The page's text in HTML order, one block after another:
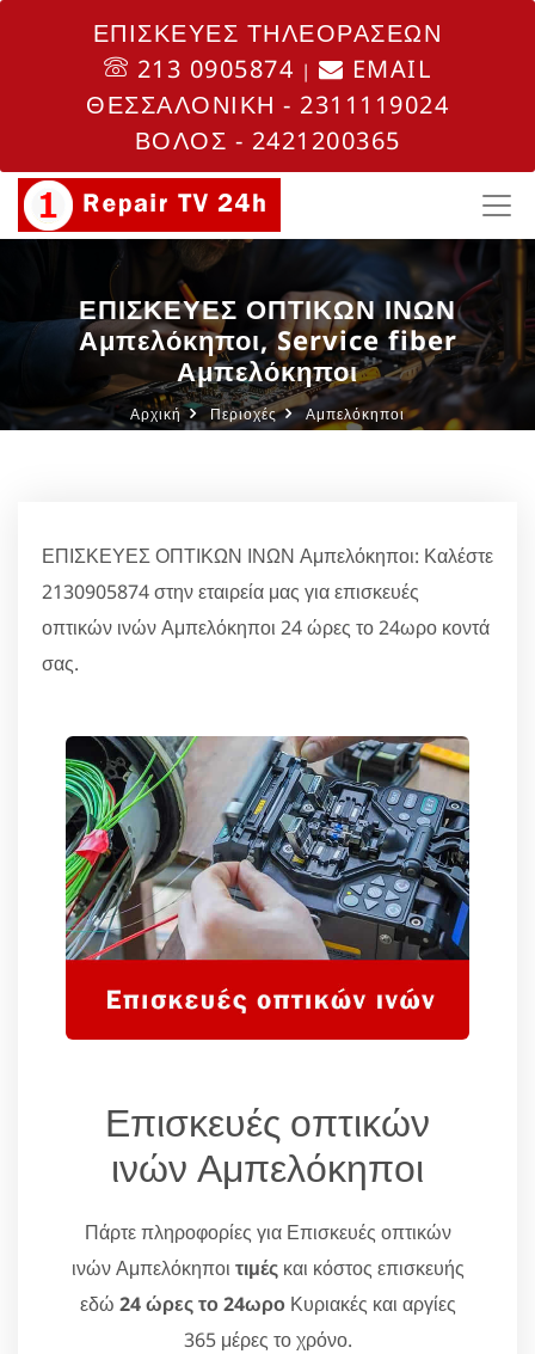
ΕΠΙΣΚΕΥΕΣ ΤΗΛΕΟΡΑΣΕΩΝ
213 0905874 |
EMAIL
ΘΕΣΣΑΛΟΝΙΚΗ - 2311119024
ΒΟΛΟΣ - 2421200365
ΕΠΙΣΚΕΥΕΣ ΟΠΤΙΚΩΝ ΙΝΩΝ
Αμπελόκηποι, Service fiber
Αμπελόκηποι
Αρχική Περιοχές Αμπελόκηποι
ΕΠΙΣΚΕΥΕΣ ΟΠΤΙΚΩΝ ΙΝΩΝ Αμπελόκηποι: Καλέστε
2130905874 στην εταιρεία μας για επισκευές
οπτικών ινών Αμπελόκηποι 24 ώρες το 24ωρο κοντά
σας.
Επισκευές οπτικών
ινών Αμπελόκηποι
Πάρτε πληροφορίες για Επισκευές οπτικών
ινών Αμπελόκηποι τιμέςκαι κόστος επισκευής
εδώ 24 ώρες το 24ωροΚυριακές και αργίες
365 μέρες το χρόνο.